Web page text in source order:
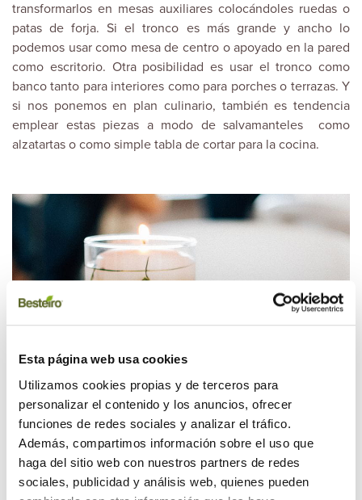
Esta página web usa cookies
Utilizamos cookies propias y de terceros para
personalizar el contenido y los anuncios, ofrecer
funciones de redes sociales y analizar el tráfico.
Además, compartimos información sobre el uso que
haga del sitio web con nuestros partners de redes
sociales, publicidad y análisis web, quienes pueden
transformarlos en mesas auxiliares colocándoles ruedas o
patas de forja. Si el tronco es más grande y ancho lo
podemos usar como mesa de centro o apoyado en la pared
como escritorio. Otra posibilidad es usar el tronco como
banco tanto para interiores como para porches o terrazas. Y
si nos ponemos en plan culinario, también es tendencia
emplear estas piezas a modo de salvamanteles como
alzatartas o como simple tabla de cortar para la cocina.